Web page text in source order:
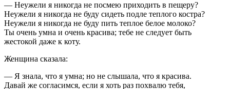
— Неужели я никогда не посмею приходить в пещеру?
Неужели я никогда не буду сидеть подле теплого костра?
Неужели я никогда не буду пить теплое белое молоко?
Ты очень умна и очень красива; тебе не следует быть
жестокой даже к коту.
Женщина сказала:
— Я знала, что я умна; но не слышала, что я красива.
Давай же согласимся, если я хоть раз похвалю тебя,